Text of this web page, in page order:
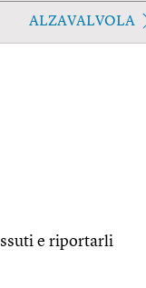
ALZAVALVOLA
e riportarli